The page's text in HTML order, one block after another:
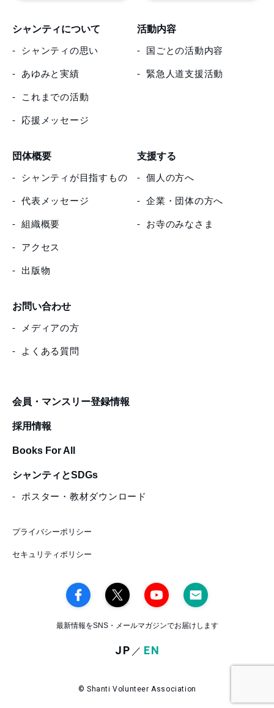
シャンティについて
シャンティの思い
あゆみと実績
これまでの活動
応援メッセージ
活動内容
国ごとの活動内容
緊急人道支援活動
団体概要
シャンティが目指すもの
代表メッセージ
組織概要
アクセス
出版物
支援する
個人の方へ
企業・団体の方へ
お寺のみなさま
お問い合わせ
メディアの方
よくある質問
会員・マンスリー登録情報
採用情報
Books For All
シャンティとSDGs
ポスター・教材ダウンロード
プライバシーポリシー
セキュリティポリシー
最新情報をSNS・メールマガジンでお届けします
JP／ EN
© Shanti Volunteer Association